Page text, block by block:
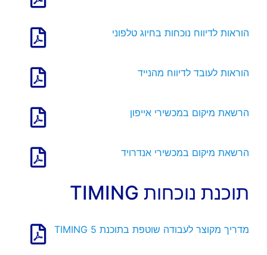
הוראות לדיווח נוכחות בחיוג טלפוני
הוראות לעובד לדיווח מהנייד
הרשאת מיקום במכשירי אייפון
הרשאת מיקום במכשירי אנדרויד
תוכנת נוכחות TIMING
מדריך מקוצר לעבודה שוטפת בתוכנת TIMING 5